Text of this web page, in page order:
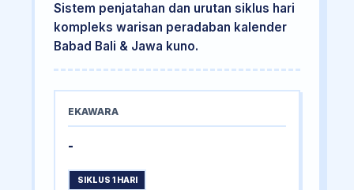
Sistem penjatahan dan urutan siklus hari
kompleks warisan peradaban kalender
Babad Bali & Jawa kuno.
EKAWARA
-
SIKLUS 1 HARI